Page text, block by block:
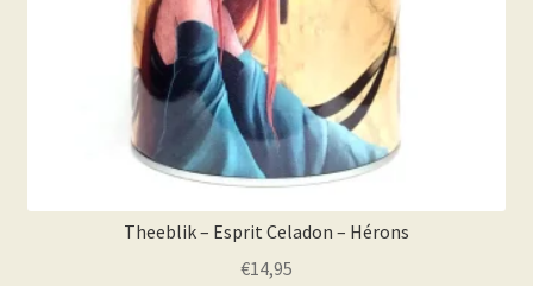
Theeblik – Esprit Celadon – Hérons
€14,95